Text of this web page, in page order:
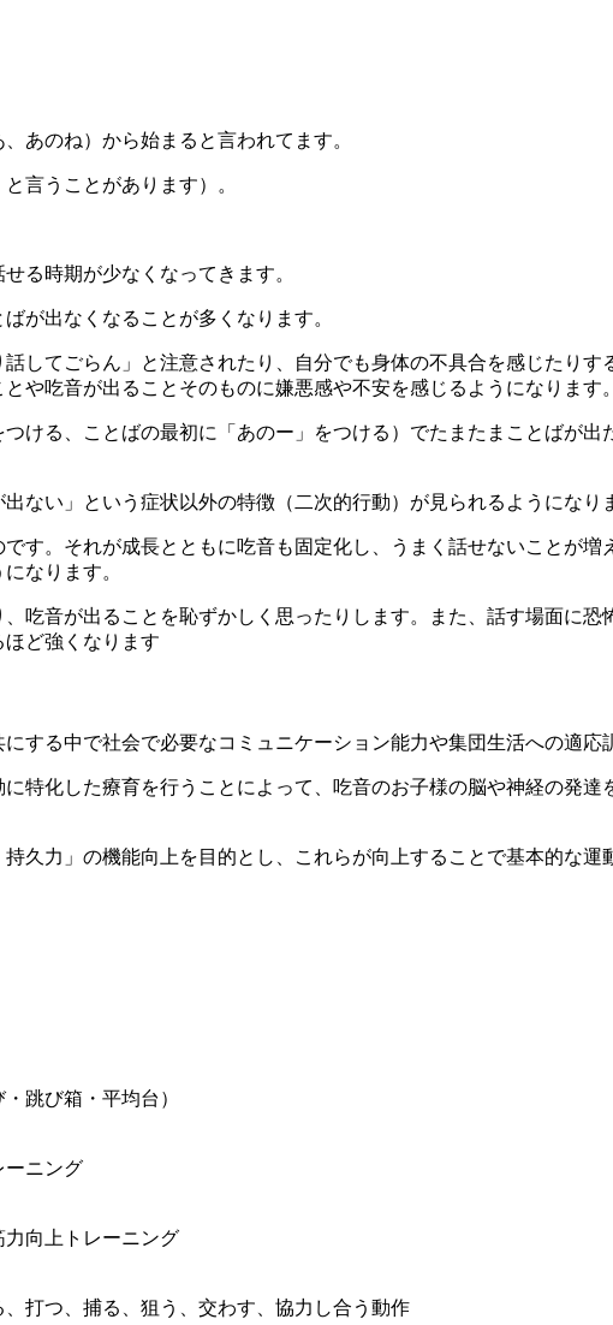
あのね）から始まると言われてます。
言うことがあります）。
る時期が少なくなってきます。
が出なくなることが多くなります。
してごらん」と注意されたり、自分でも身体の不具合を感じたり
や吃音が出ることそのものに嫌悪感や不安を感じるようになります。
ける、ことばの最初に「あのー」をつける）でたまたまことばが
ない」という症状以外の特徴（二次的行動）が見られるようになり
す。それが成長とともに吃音も固定化し、うまく話せないことが
なります。
吃音が出ることを恥ずかしく思ったりします。また、話す場面に
ほど強くなります
する中で社会で必要なコミュニケーション能力や集団生活への適応
特化した療育を行うことによって、吃音のお子様の脳や神経の発
久力」の機能向上を目的とし、これらが向上することで基本的な運
跳び箱・平均台）
ーニング
向上トレーニング
打つ、捕る、狙う、交わす、協力し合う動作